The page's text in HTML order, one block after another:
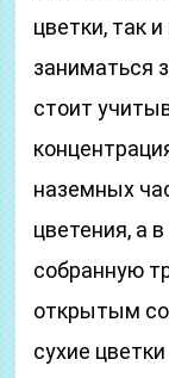
цветки, так
заниматься
стоит
наземных
цветения, а
собранную
открытым
сухие